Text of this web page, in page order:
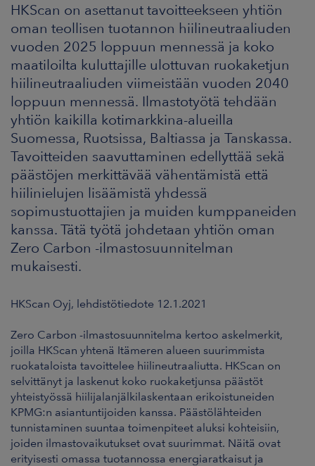
HKScan on asettanut tavoitteekseen yhtiön
oman teollisen tuotannon hiilineutraaliuden
vuoden 2025 loppuun mennessä ja koko
maatiloilta kuluttajille ulottuvan ruokaketjun
hiilineutraaliuden viimeistään vuoden 2040
loppuun mennessä. Ilmastotyötä tehdään
yhtiön kaikilla kotimarkkina-alueilla
Suomessa, Ruotsissa, Baltiassa ja Tanskassa.
Tavoitteiden saavuttaminen edellyttää sekä
päästöjen merkittävää vähentämistä että
hiilinielujen lisäämistä yhdessä
sopimustuottajien ja muiden kumppaneiden
kanssa. Tätä työtä johdetaan yhtiön oman
Zero Carbon -ilmastosuunnitelman
mukaisesti.
HKScan Oyj, lehdistötiedote 12.1.2021
Zero Carbon -ilmastosuunnitelma kertoo askelmerkit,
joilla HKScan yhtenä Itämeren alueen suurimmista
ruokataloista tavoittelee hiilineutraaliutta. HKScan on
selvittänyt ja laskenut koko ruokaketjunsa päästöt
yhteistyössä hiilijalanjälkilaskentaan erikoistuneiden
KPMG:n asiantuntijoiden kanssa. Päästölähteiden
tunnistaminen suuntaa toimenpiteet aluksi kohteisiin,
joiden ilmastovaikutukset ovat suurimmat. Näitä ovat
erityisesti omassa tuotannossa energiaratkaisut ja